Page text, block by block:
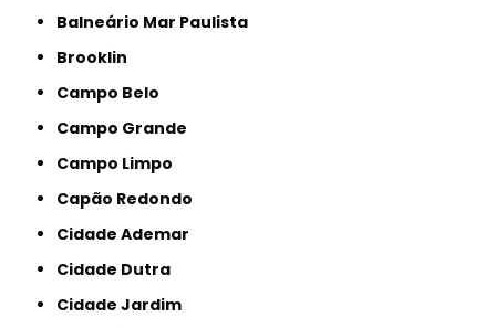
Balneário Mar Paulista
Brooklin
Campo Belo
Campo Grande
Campo Limpo
Capão Redondo
Cidade Ademar
Cidade Dutra
Cidade Jardim